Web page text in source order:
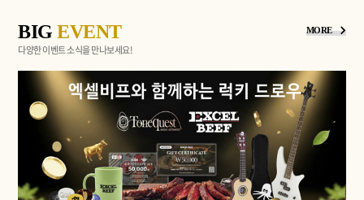
BIGEVENT MORE
다양한 이벤트 소식을 만나보세요!